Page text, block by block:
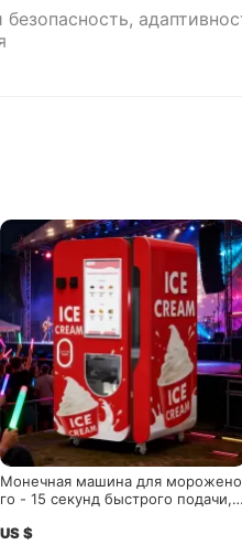
Монечная машина для морожено
го - 15 секунд быстрого подачи, и
управление| HUAXIN
US $